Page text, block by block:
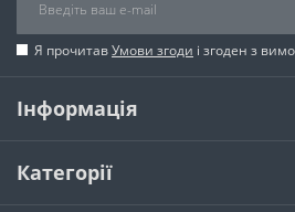
Я прочитавУмови згоди і згоден з
Інформація
Категорії